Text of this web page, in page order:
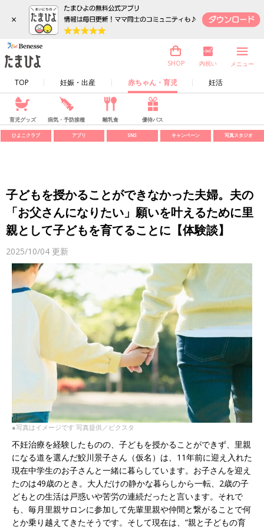
×
TOP 妊娠・出産 赤ちゃん・育児 妊活
SHOP 内祝い メニュー
育児グッズ 病気・予防接種 離乳食 優待パス
ひよこクラブ アプリ SNS キャンペーン 写真スタジオ
子どもを授かることができなかった夫婦。夫の
「お父さんになりたい」願いを叶えるために里
親として子どもを育てることに【体験談】
2025/10/04 更新
●写真はイメージです 写真提供／ピクスタ
不妊治療を経験したものの、子どもを授かることができず、里親
になる道を選んだ鮫川景子さん（仮名）は、11年前に迎え入れた
現在中学生のお子さんと一緒に暮らしています。お子さんを迎え
たのは49歳のとき。大人だけの静かな暮らしから一転、2歳の子
どもとの生活は戸惑いや苦労の連続だったと言います。それで
も、毎月里親サロンに参加して先輩里親や仲間と繋がることで何
とか乗り越えてきたそうです。そして現在は、“親と子どもの育